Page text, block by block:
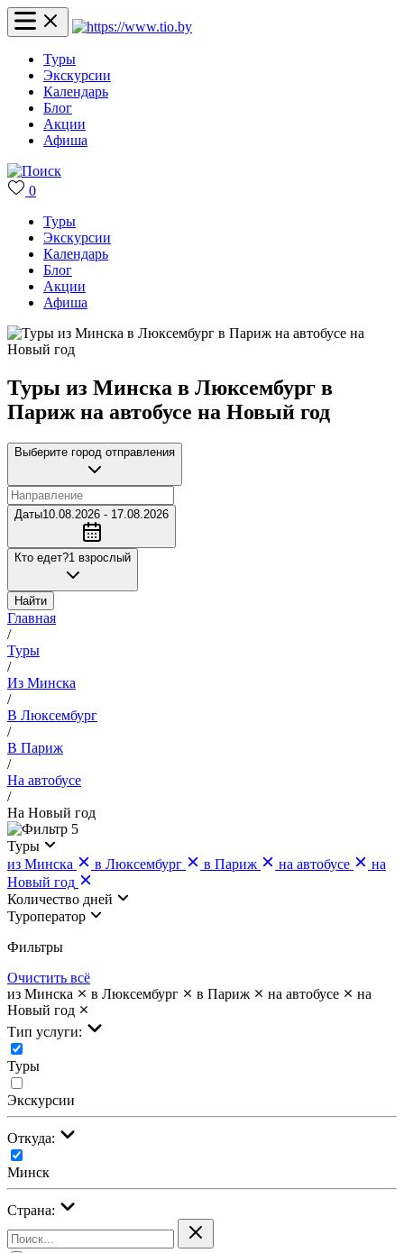
Туры
Экскурсии
Календарь
Блог
Акции
Афиша
0
Туры
Экскурсии
Календарь
Блог
Акции
Афиша
Туры из Минска в Люксембург в
Париж на автобусе на Новый год
Выберите город отправления
Даты10.08.2026 - 17.08.2026
Кто едет?1 взрослый
Найти
Главная
/
Туры
/
Из Минска
/
В Люксембург
/
В Париж
/
На автобусе
/
На Новый год
5
Туры
из Минска
в Люксембург в Париж на автобусе
на
Новый год
Количество дней
Туроператор
Фильтры
Очистить всё
из Минска
в Люксембург в Париж на автобусе
на
Новый год
Тип услуги:
Туры
Экскурсии
Откуда:
Минск
Страна: